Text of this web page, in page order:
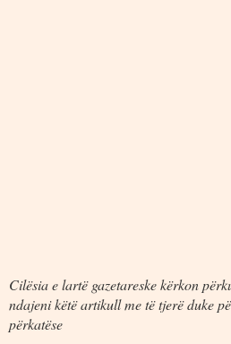
Cilësia e lartë gazetareske kërkon
ndajeni këtë artikull me të tjerë duke
përkatëse